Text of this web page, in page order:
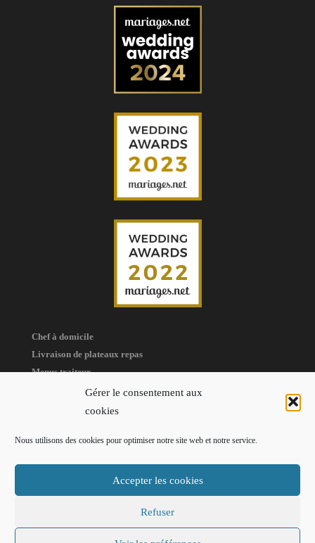
Gérer le consentement aux
cookies
Nous utilisons des cookies pour optimiser notre site web et notre service.
Accepter les cookies
Refuser
Chef à domicile
Livraison de plateaux repas
Menus traiteur
Organisation de réceptions
Traiteur à domicile
(c) 2025 - Pro'G Traiteur 77 Paris
CGV